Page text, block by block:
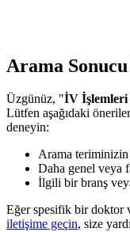
Arama
Üzgünüz, "İV
Lütfen aşağıdaki
deneyin:
Arama teriminizin
Daha genel veya
İlgili bir branş
Eğer spesifik bir doktor
iletişime geçin, size